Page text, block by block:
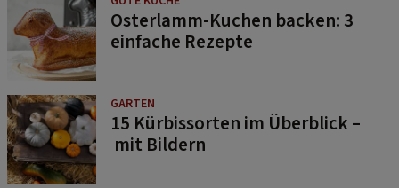
Osterlamm-Kuchen backen: 3
einfache Rezepte
GARTEN
15 Kürbissorten im Überblick –
mit Bildern